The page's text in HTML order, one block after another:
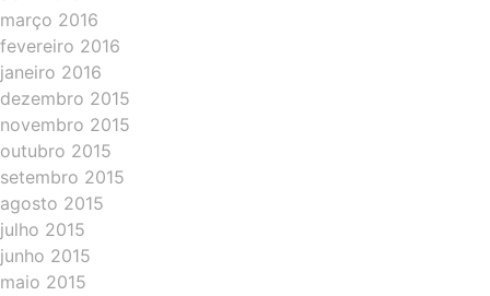
março 2016
fevereiro 2016
janeiro 2016
dezembro 2015
novembro 2015
outubro 2015
setembro 2015
agosto 2015
julho 2015
junho 2015
maio 2015